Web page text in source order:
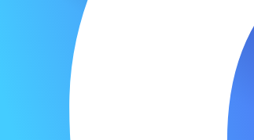
MAX, WhatsApp, Telegram или